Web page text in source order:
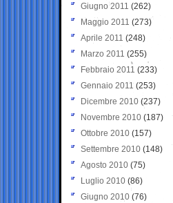
Giugno 2011 (262)
Maggio 2011 (273)
Aprile 2011 (248)
Marzo 2011 (255)
Febbraio 2011 (233)
Gennaio 2011 (253)
Dicembre 2010 (237)
Novembre 2010 (187)
Ottobre 2010 (157)
Settembre 2010 (148)
Agosto 2010 (75)
Luglio 2010 (86)
Giugno 2010 (76)